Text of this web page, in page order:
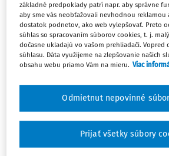
Celý odborný obsah z
dostupný
obsahu a získajte prístup
zdarma, stačí sa len
Vďaka registrácii získate
vybranému
základné predpoklady patrí napr. aby správne
aby sme vás neobťažovali nevhodnou reklamou
dostatok podnetov, ako web vylepšovať. Preto
súhlas so spracovaním súborov cookies, t. j.
dočasne ukladajú vo vašom prehliadači. Vopred
súhlasu. Dáta využijeme na zlepšovanie našich
obsahu webu priamo Vám na mieru. Viac
Odmietnut nepovinné
Prijať všetky súbory